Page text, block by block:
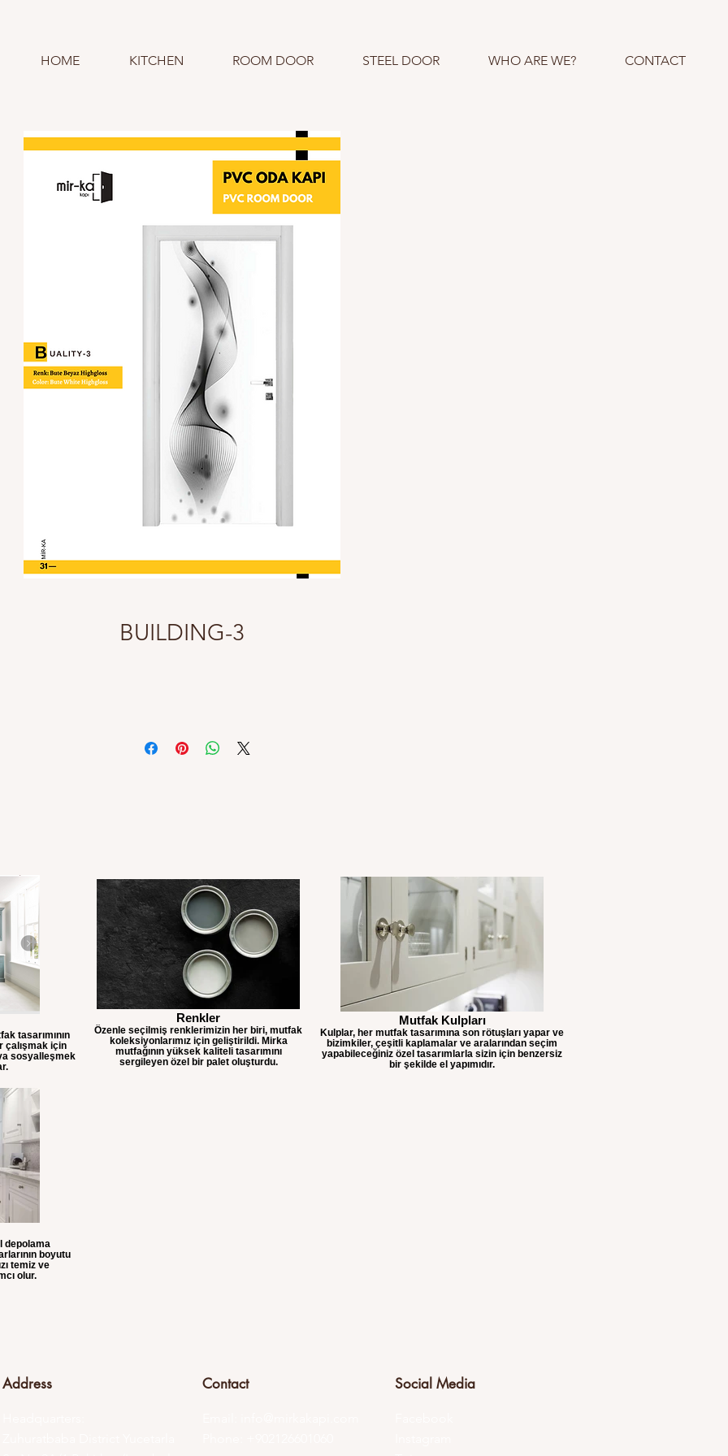
HOME KITCHEN ROOM DOOR STEEL DOOR WHO ARE WE? CONTACT
BUILDING-3
tasarımının
çalışmak için
sosyalleşmek
Renkler
Özenle seçilmiş renklerimizin her biri, mutfak
koleksiyonlarımız için geliştirildi. Mirka
mutfağının yüksek kaliteli tasarımını
sergileyen özel bir palet oluşturdu.
Mutfak Kulpları
Kulplar, her mutfak tasarımına son rötuşları yapar ve
bizimkiler, çeşitli kaplamalar ve aralarından seçim
yapabileceğiniz özel tasarımlarla sizin için benzersiz
bir şekilde el yapımıdır.
depolama
boyutu
temiz ve
olur.
Address Contact Social Media